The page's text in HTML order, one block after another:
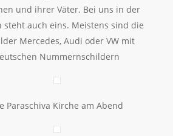
und ihrer Väter. Bei uns in der
steht auch eins. Meistens sind die
Mercedes, Audi oder VW mit
Nummernschildern
Paraschiva Kirche am Abend